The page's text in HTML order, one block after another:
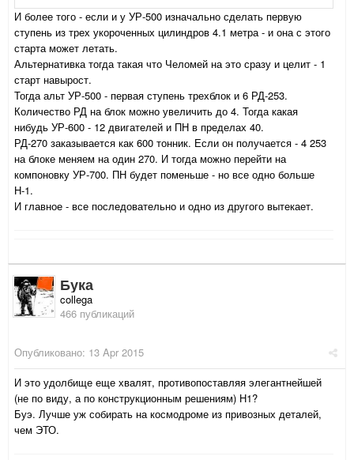
И более того - если и у УР-500 изначально сделать первую
ступень из трех укороченных цилиндров 4.1 метра - и она с этого
старта может летать.
Альтернативка тогда такая что Челомей на это сразу и целит - 1
старт навырост.
Тогда альт УР-500 - первая ступень трехблок и 6 РД-253.
Количество РД на блок можно увеличить до 4. Тогда какая
нибудь УР-600 - 12 двигателей и ПН в пределах 40.
РД-270 заказывается как 600 тонник. Если он получается - 4 253
на блоке меняем на один 270. И тогда можно перейти на
компоновку УР-700. ПН будет поменьше - но все одно больше
Н-1.
И главное - все последовательно и одно из другого вытекает.
Бука
collega
466 публикаций
Опубликовано: 13 Apr 2015
И это удолбище еще хвалят, противопоставляя элегантнейшей
(не по виду, а по конструкционным решениям) Н1?
Буэ. Лучше уж собирать на космодроме из привозных деталей,
чем ЭТО.